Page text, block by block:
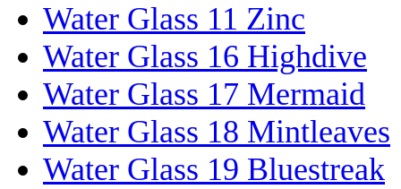
Water Glass 11 Zinc
Water Glass 16 Highdive
Water Glass 17 Mermaid
Water Glass 18 Mintleaves
Water Glass 19 Bluestreak